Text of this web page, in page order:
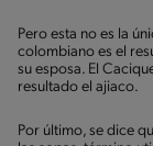
Pero esta no es la
colombiano es el
su esposa. El
resultado el ajiaco.
Por último, se dice